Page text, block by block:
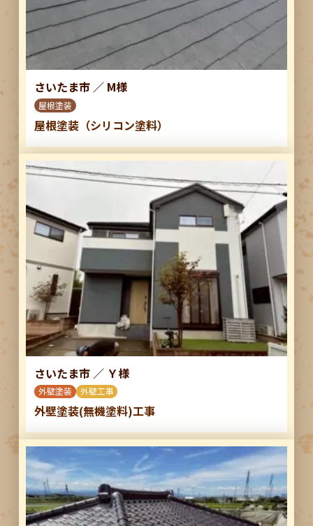
さいたま市 ／ M様
屋根塗装
屋根塗装（シリコン塗料）
さいたま市 ／ Ｙ様
外壁塗装 外壁工事
外壁塗装(無機塗料)工事